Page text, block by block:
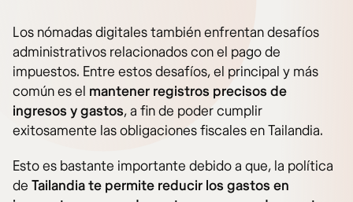
Los nómadas digitales también enfrentan desafíos
administrativos relacionados con el pago de
impuestos. Entre estos desafíos, el principal y más
común es el mantener registros precisos de
ingresos y gastos, a fin de poder cumplir
exitosamente las obligaciones fiscales en Tailandia.
Esto es bastante importante debido a que, la política
de Tailandia te permite reducir los gastos en